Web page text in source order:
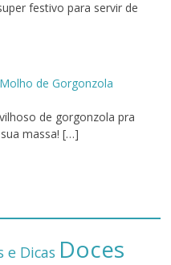
festivo para servir de
de Gorgonzola
de gorgonzola pra
massa! […]
e Dicas Doces